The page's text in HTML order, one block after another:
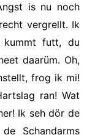
is nu noch
vergrellt. Ik
kummt futt, du
daarüm. Oh,
frog ik mi!
ran! Wat
Ik seh dör de
Schandarms